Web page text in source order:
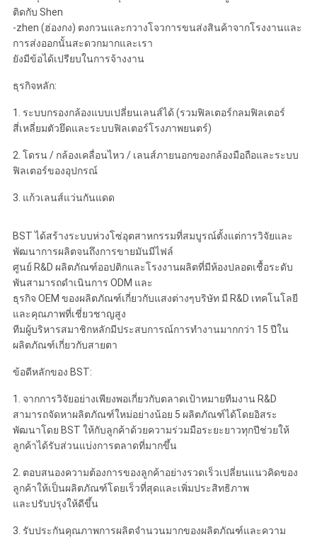
ติดกับ Shen
-zhen (ฮ่องกง) ตงกวนและกวางโจวการขนส่งสินค้าจากโรงงานและ
การส่งออกนั้นสะดวกมากและเรา
ยังมีข้อได้เปรียบในการจ้างงาน
ธุรกิจหลัก:
1. ระบบกรองกล้องแบบเปลี่ยนเลนส์ได้ (รวมฟิลเตอร์กลมฟิลเตอร์
สี่เหลี่ยมตัวยึดและระบบฟิลเตอร์โรงภาพยนตร์)
2. โดรน / กล้องเคลื่อนไหว / เลนส์ภายนอกของกล้องมือถือและระบบ
ฟิลเตอร์ของอุปกรณ์
3. แก้วเลนส์แว่นกันแดด
BST ได้สร้างระบบห่วงโซ่อุตสาหกรรมที่สมบูรณ์ตั้งแต่การวิจัยและ
พัฒนาการผลิตจนถึงการขายมันมีไฟล์
ศูนย์ R&D ผลิตภัณฑ์ออปติกและโรงงานผลิตที่มีห้องปลอดเชื้อระดับ
พันสามารถดำเนินการ ODM และ
ธุรกิจ OEM ของผลิตภัณฑ์เกี่ยวกับแสงต่างๆบริษัท มี R&D เทคโนโลยี
และคุณภาพที่เชี่ยวชาญสูง
ทีมผู้บริหารสมาชิกหลักมีประสบการณ์การทำงานมากกว่า 15 ปีใน
ผลิตภัณฑ์เกี่ยวกับสายตา
ข้อดีหลักของ BST:
1. จากการวิจัยอย่างเพียงพอเกี่ยวกับตลาดเป้าหมายทีมงาน R&D
สามารถจัดหาผลิตภัณฑ์ใหม่อย่างน้อย 5 ผลิตภัณฑ์ได้โดยอิสระ
พัฒนาโดย BST ให้กับลูกค้าด้วยความร่วมมือระยะยาวทุกปีช่วยให้
ลูกค้าได้รับส่วนแบ่งการตลาดที่มากขึ้น
2. ตอบสนองความต้องการของลูกค้าอย่างรวดเร็วเปลี่ยนแนวคิดของ
ลูกค้าให้เป็นผลิตภัณฑ์โดยเร็วที่สุดและเพิ่มประสิทธิภาพ
และปรับปรุงให้ดีขึ้น
3. รับประกันคุณภาพการผลิตจำนวนมากของผลิตภัณฑ์และความ